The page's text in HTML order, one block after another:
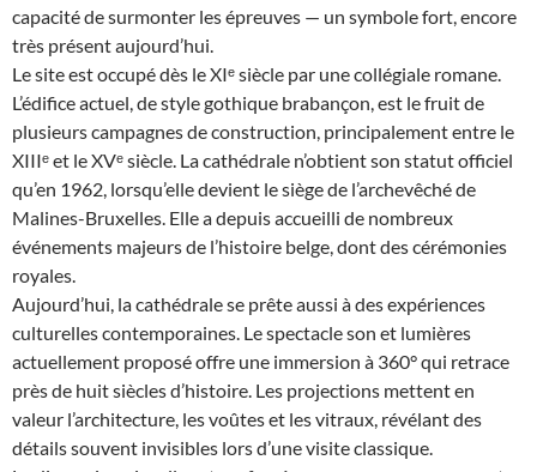
capacité de surmonter les épreuves — un symbole fort, encore
très présent aujourd’hui.
Le site est occupé dès le XIᵉ siècle par une collégiale romane.
L’édifice actuel, de style gothique brabançon, est le fruit de
plusieurs campagnes de construction, principalement entre le
XIIIᵉ et le XVᵉ siècle. La cathédrale n’obtient son statut officiel
qu’en 1962, lorsqu’elle devient le siège de l’archevêché de
Malines-Bruxelles. Elle a depuis accueilli de nombreux
événements majeurs de l’histoire belge, dont des cérémonies
royales.
Aujourd’hui, la cathédrale se prête aussi à des expériences
culturelles contemporaines. Le spectacle son et lumières
actuellement proposé offre une immersion à 360° qui retrace
près de huit siècles d’histoire. Les projections mettent en
valeur l’architecture, les voûtes et les vitraux, révélant des
détails souvent invisibles lors d’une visite classique.